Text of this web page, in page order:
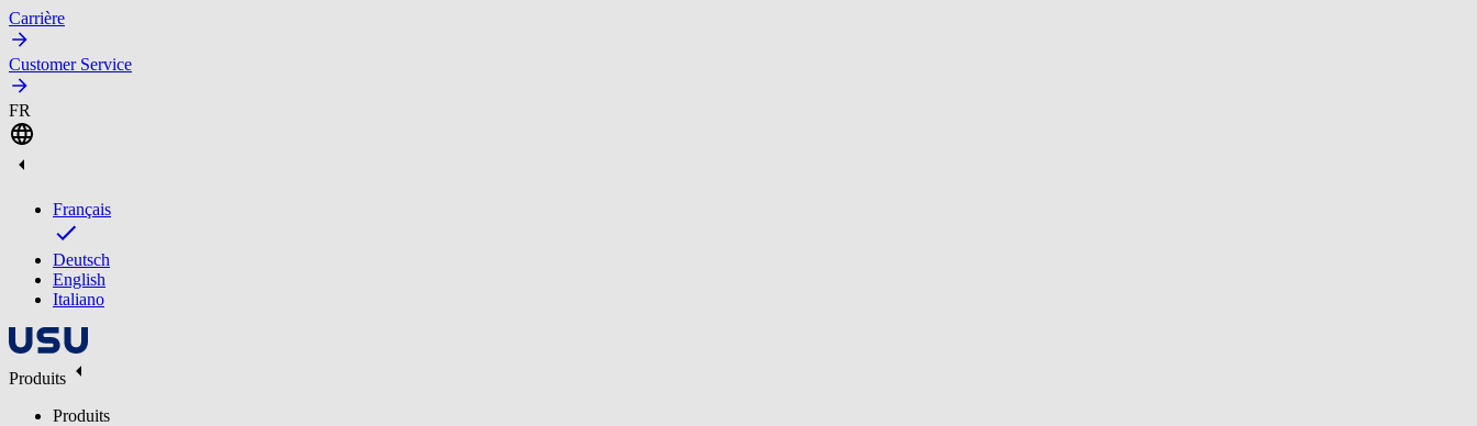
Carrière
Customer Service
FR
Français
Deutsch
English
Italiano
Produits
Produits